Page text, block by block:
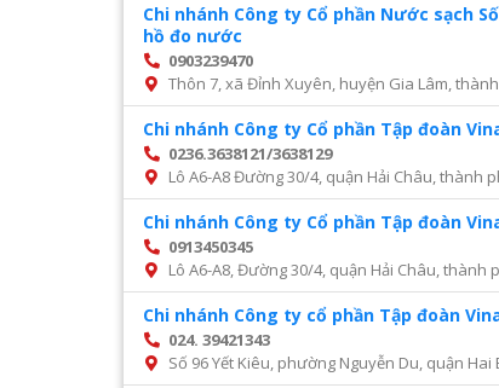
Chi nhánh Công ty Cổ phần Nước sạch
hồ đo nước
0903239470
Thôn 7, xã Đỉnh Xuyên, huyện Gia Lâm,
Chi nhánh Công ty Cổ phần Tập đoàn
0236.3638121/3638129
Lô A6-A8 Đường 30/4, quận Hải Châu, thành
Chi nhánh Công ty Cổ phần Tập đoàn
0913450345
Lô A6-A8, Đường 30/4, quận Hải Châu, thành
Chi nhánh Công ty cổ phần Tập đoàn
024. 39421343
Số 96 Yết Kiêu, phường Nguyễn Du, quận Hai